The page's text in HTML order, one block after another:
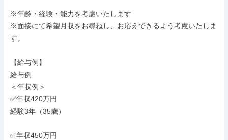
※年齢・経験・能力を考慮いたします
※面接にて希望月収をお尋ねし、お応えできるよう考慮いたしま
す。
【給与例】
給与例
＜年収例＞
✅年収420万円
経験3年（35歳）
✅年収450万円